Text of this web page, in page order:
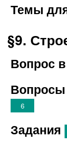
Темы
§9.
Вопрос
Вопросы
6
Задания